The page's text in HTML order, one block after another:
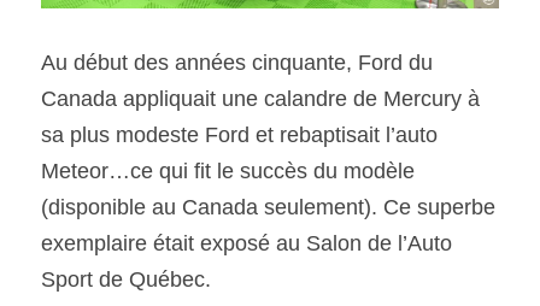
Au début des années cinquante, Ford du
Canada appliquait une calandre de Mercury à
sa plus modeste Ford et rebaptisait l’auto
Meteor…ce qui fit le succès du modèle
(disponible au Canada seulement). Ce superbe
exemplaire était exposé au Salon de l’Auto
Sport de Québec.